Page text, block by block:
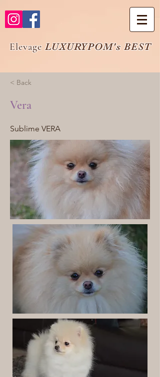
ElevageLUXURYPOM's BEST
< Back
Vera
Sublime VERA